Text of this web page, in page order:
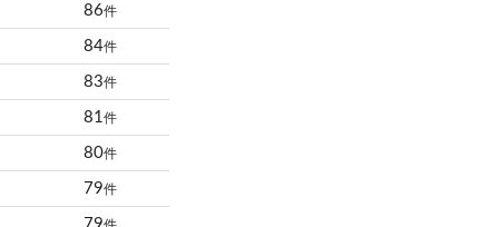
86件
84件
83件
81 件
80件
79件